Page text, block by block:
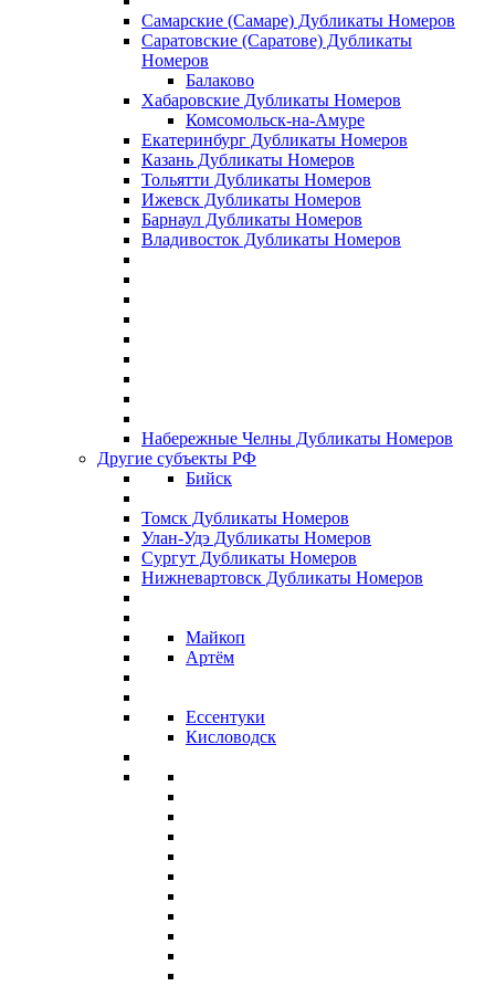
Самарские (Самаре) Дубликаты Номеров
Саратовские (Саратове) Дубликаты
Номеров
Балаково
Хабаровские Дубликаты Номеров
Комсомольск-на-Амуре
Екатеринбург Дубликаты Номеров
Казань Дубликаты Номеров
Тольятти Дубликаты Номеров
Ижевск Дубликаты Номеров
Барнаул Дубликаты Номеров
Владивосток Дубликаты Номеров
Набережные Челны Дубликаты Номеров
Другие субъекты РФ
Бийск
Томск Дубликаты Номеров
Улан-Удэ Дубликаты Номеров
Сургут Дубликаты Номеров
Нижневартовск Дубликаты Номеров
Майкоп
Артём
Ессентуки
Кисловодск